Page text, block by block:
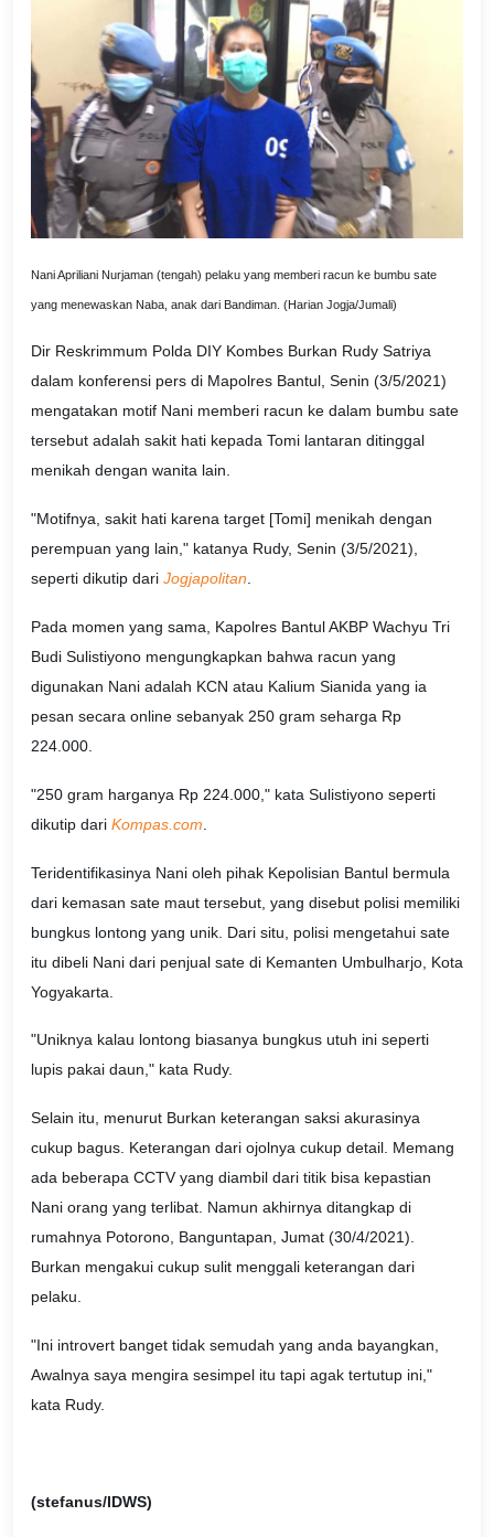
Nani Apriliani Nurjaman (tengah) pelaku yang memberi racun ke bumbu sate
yang menewaskan Naba, anak dari Bandiman. (Harian Jogja/Jumali)
Dir Reskrimmum Polda DIY Kombes Burkan Rudy Satriya
dalam konferensi pers di Mapolres Bantul, Senin (3/5/2021)
mengatakan motif Nani memberi racun ke dalam bumbu sate
tersebut adalah sakit hati kepada Tomi lantaran ditinggal
menikah dengan wanita lain.
"Motifnya, sakit hati karena target [Tomi] menikah dengan
perempuan yang lain," katanya Rudy, Senin (3/5/2021),
seperti dikutip dari Jogjapolitan
Pada momen yang sama, Kapolres Bantul AKBP Wachyu Tri
Budi Sulistiyono mengungkapkan bahwa racun yang
digunakan Nani adalah KCN atau Kalium Sianida yang ia
pesan secara online sebanyak 250 gram seharga Rp
224.000.
"250 gram harganya Rp 224.000," kata Sulistiyono seperti
dikutip dari Kompas.com
Teridentifikasinya Nani oleh pihak Kepolisian Bantul bermula
dari kemasan sate maut tersebut, yang disebut polisi memiliki
bungkus lontong yang unik. Dari situ, polisi mengetahui sate
itu dibeli Nani dari penjual sate di Kemanten Umbulharjo, Kota
Yogyakarta.
"Uniknya kalau lontong biasanya bungkus utuh ini seperti
lupis pakai daun," kata Rudy.
Selain itu, menurut Burkan keterangan saksi akurasinya
cukup bagus. Keterangan dari ojolnya cukup detail. Memang
ada beberapa CCTV yang diambil dari titik bisa kepastian
Nani orang yang terlibat. Namun akhirnya ditangkap di
rumahnya Potorono, Banguntapan, Jumat (30/4/2021).
Burkan mengakui cukup sulit menggali keterangan dari
pelaku.
"Ini introvert banget tidak semudah yang anda bayangkan,
Awalnya saya mengira sesimpel itu tapi agak tertutup ini,"
kata Rudy.
(stefanus/IDWS)